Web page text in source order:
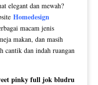
elegant dan mewah?
Homedesign
macam jenis
makan, dan masih
cantik dan indah ruangan
pinky full jok bludru